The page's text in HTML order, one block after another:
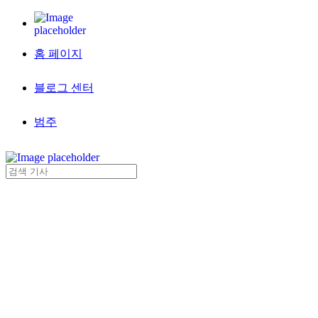
홈 페이지
블로그 센터
범주